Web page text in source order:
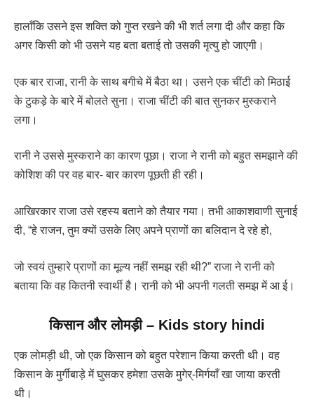
हालाँकि उसने इस शक्ति को गुप्त रखने की भी शर्त लगा दी और कहा कि
अगर किसी को भी उसने यह बता बताई तो उसकी मृत्यु हो जाएगी।
एक बार राजा, रानी के साथ बगीचे में बैठा था। उसने एक चींटी को मिठाई
के टुकड़े के बारे में बोलते सुना। राजा चींटी की बात सुनकर मुस्कराने
लगा।
रानी ने उससे मुस्कराने का कारण पूछा। राजा ने रानी को बहुत समझाने की
कोशिश की पर वह बार- बार कारण पूछती ही रही।
आखिरकार राजा उसे रहस्य बताने को तैयार गया। तभी आकाशवाणी सुनाई
दी, “हे राजन, तुम क्यों उसके लिए अपने प्राणों का बलिदान दे रहे हो,
जो स्वयं तुम्हारे प्राणों का मूल्य नहीं समझ रही थी?” राजा ने रानी को
बताया कि वह कितनी स्वार्थी है। रानी को भी अपनी गलती समझ में आ ई।
किसान और लोमड़ी – Kids story hindi
एक लोमड़ी थी, जो एक किसान को बहुत परेशान किया करती थी। वह
किसान के मुर्गीबाड़े में घुसकर हमेशा उसके मुगेर्-मिर्गयाँ खा जाया करती
थी।